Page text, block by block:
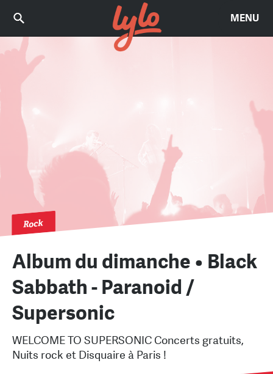
MENU
Rock
Album du dimanche • Black
Sabbath - Paranoid /
Supersonic
WELCOME TO SUPERSONIC Concerts gratuits,
Nuits rock et Disquaire à Paris !